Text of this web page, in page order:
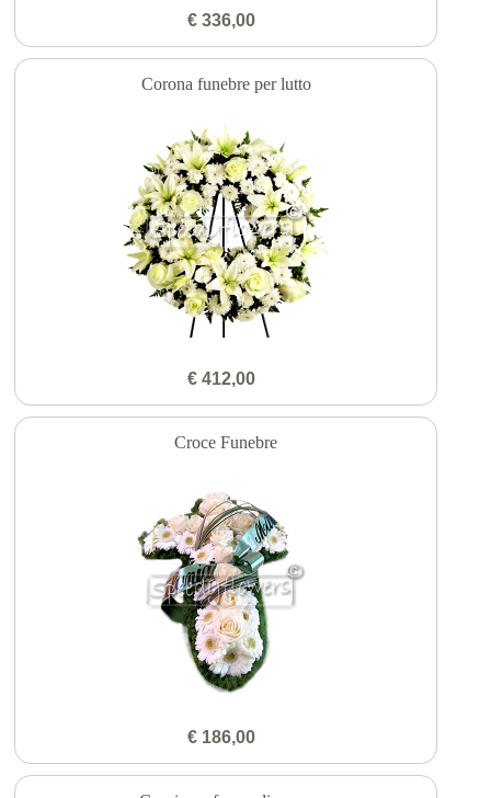
€ 336,00
Corona funebre per lutto
€ 412,00
Croce Funebre
€ 186,00